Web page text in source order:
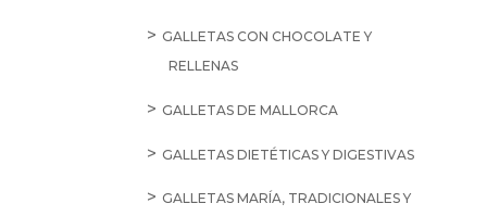
GALLETAS CON CHOCOLATE Y
RELLENAS
GALLETAS DE MALLORCA
GALLETAS DIETÉTICAS Y DIGESTIVAS
GALLETAS MARÍA, TRADICIONALES Y